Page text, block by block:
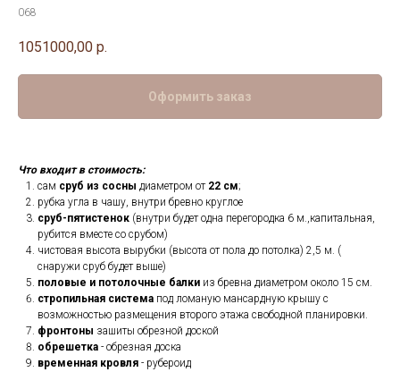
068
1051000,00 р.
Оформить заказ
Что входит в стоимость:
сам сруб из сосны диаметром от 22 см;
рубка угла в чашу, внутри бревно круглое
сруб-пятистенок (внутри будет одна перегородка 6 м.,капитальная,
рубится вместе со срубом)
чистовая высота вырубки (высота от пола до потолка) 2,5 м. (
снаружи сруб будет выше)
половые и потолочные балки из бревна диаметром около 15 см.
стропильная система под ломаную мансардную крышу с
возможностью размещения второго этажа свободной планировки.
фронтоны зашиты обрезной доской
обрешетка - обрезная доска
временная кровля - рубероид